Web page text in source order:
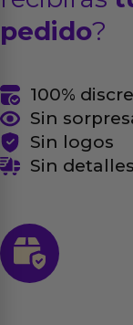
pedido?
100%
Sin
Sin logos
Sin detalles